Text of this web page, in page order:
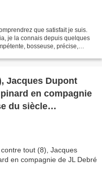
que satisfait je suis.
je la connais depuis quelques
bosseuse, précise,
en compagnie
du siècle…